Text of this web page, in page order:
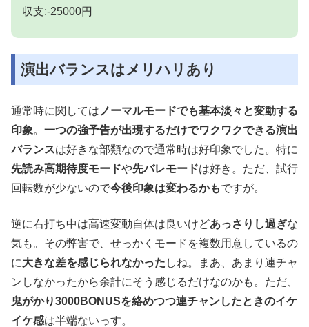
収支:-25000円
演出バランスはメリハリあり
通常時に関しては ノーマルモードでも基本淡々と変動する
印象。 一つの強予告が出現するだけでワクワクできる演出
バランスは好きな部類なので通常時は好印象でした。特に
先読み高期待度モードや先バレモードは好き。ただ、試行
回転数が少ないので今後印象は変わるかもですが。
逆に右打ち中は高速変動自体は良いけどあっさりし過ぎな
気も。その弊害で、せっかくモードを複数用意しているの
に大きな差を感じられなかった しね。まあ、あまり連チャ
ンしなかったから余計にそう感じるだけなのかも。ただ、
鬼がかり3000BONUSを絡めつつ連チャンしたときのイケ
イケ感は半端ないっす。